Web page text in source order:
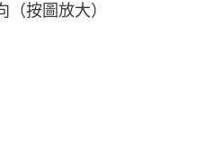
按圖放大）